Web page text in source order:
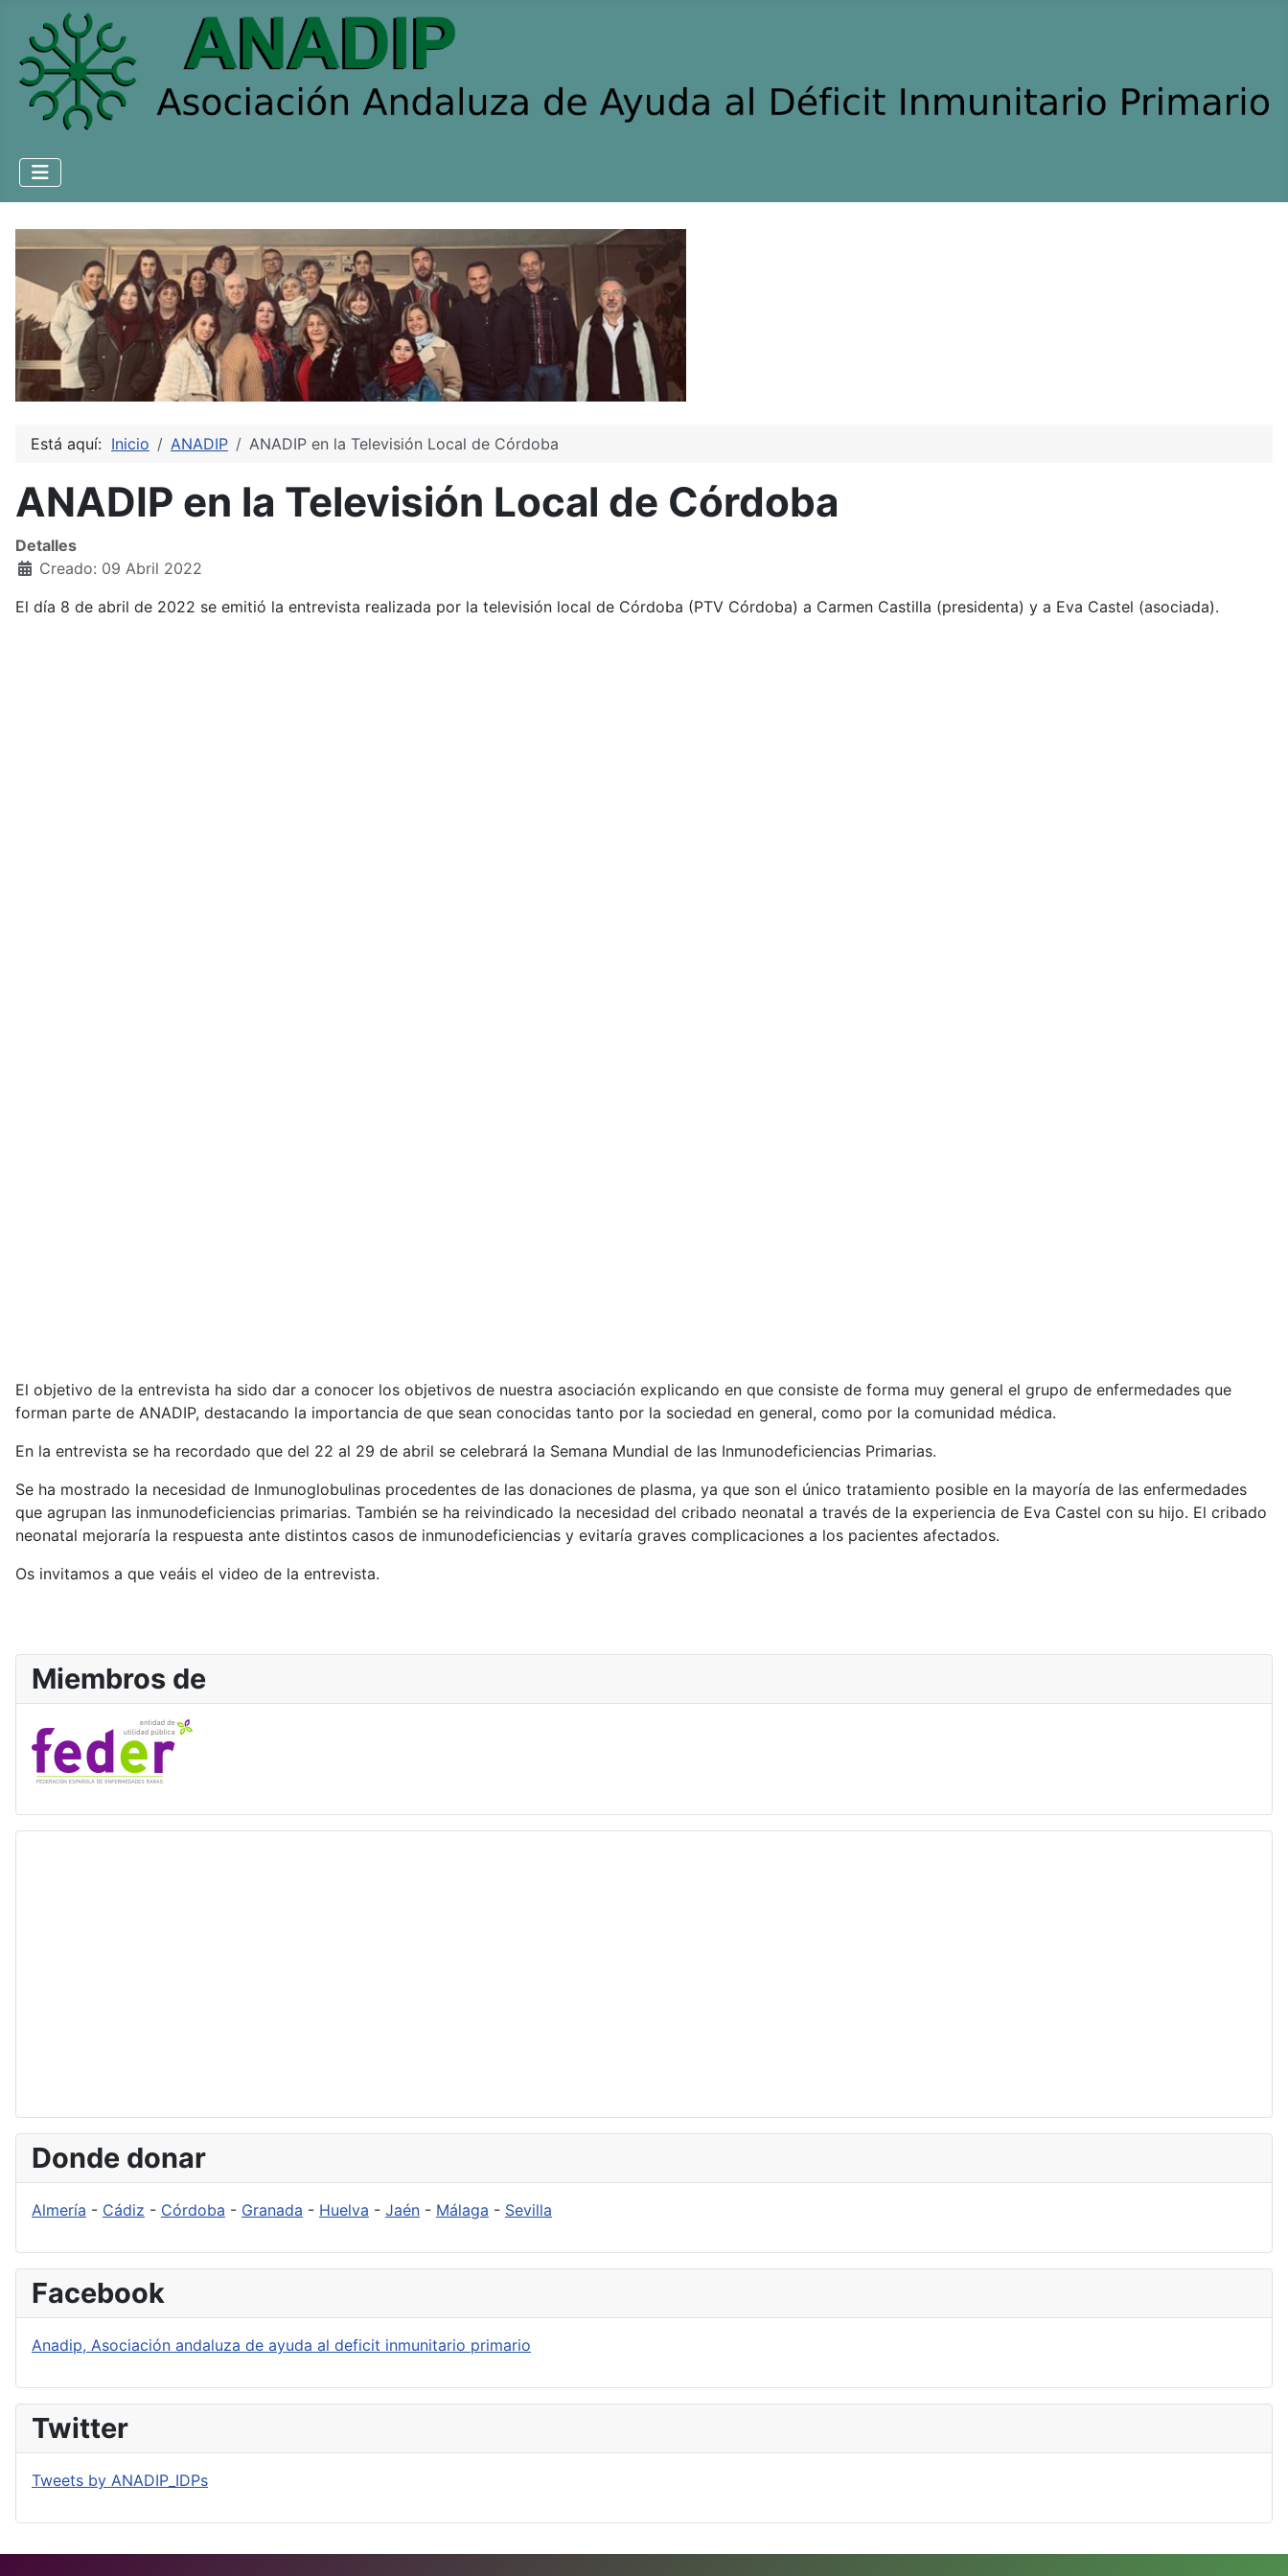
Está aquí: Inicio ANADIP ANADIP en la Televisión Local de Córdoba
ANADIP en la Televisión Local de Córdoba
Detalles
Creado: 09 Abril 2022
El día 8 de abril de 2022 se emitió la entrevista realizada por la televisión local de Córdoba (PTV Córdoba) a Carmen Castilla (presidenta) y a Eva Castel (asociada).
El objetivo de la entrevista ha sido dar a conocer los objetivos de nuestra asociación explicando en que consiste de forma muy general el grupo de enfermedades que
forman parte de ANADIP, destacando la importancia de que sean conocidas tanto por la sociedad en general, como por la comunidad médica.
En la entrevista se ha recordado que del 22 al 29 de abril se celebrará la Semana Mundial de las Inmunodeficiencias Primarias.
Se ha mostrado la necesidad de Inmunoglobulinas procedentes de las donaciones de plasma, ya que son el único tratamiento posible en la mayoría de las enfermedades
que agrupan las inmunodeficiencias primarias. También se ha reivindicado la necesidad del cribado neonatal a través de la experiencia de Eva Castel con su hijo. El cribado
neonatal mejoraría la respuesta ante distintos casos de inmunodeficiencias y evitaría graves complicaciones a los pacientes afectados.
Os invitamos a que veáis el video de la entrevista.
Miembros de
Donde donar
Almería - Cádiz - Córdoba - Granada - Huelva - Jaén - Málaga - Sevilla
Facebook
Anadip, Asociación andaluza de ayuda al deficit inmunitario primario
Twitter
Tweets by ANADIP_IDPs